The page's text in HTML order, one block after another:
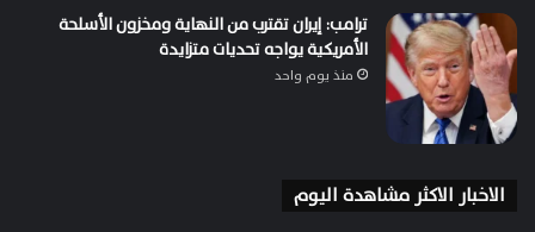
ترامب: إيران تقترب من النهاية ومخزون الأسلحة
الأمريكية يواجه تحديات متزايدة
منذ يوم واحد
الاخبار الاكثر مشاهدة اليوم